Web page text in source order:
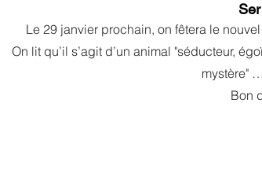
Le 29 janvier prochain, on fêtera le
On lit qu’il s’agit d’un animal "séducteur,
mystère"
Bon